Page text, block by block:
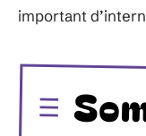
important